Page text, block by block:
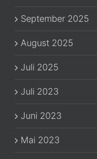
September 2025
August 2025
Juli 2025
Juli 2023
Juni 2023
Mai 2023